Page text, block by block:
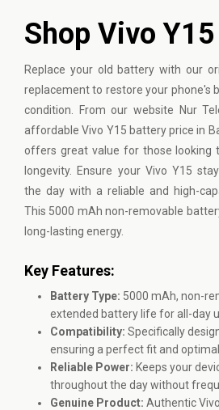
Shop Vivo
Replace your old battery with our
replacement to restore your phone's
condition. From our website Nur
affordable Vivo Y15 battery price in
offers great value for those looking
longevity. Ensure your Vivo Y15
the day with a reliable and high-
This 5000 mAh non-removable
long-lasting energy.
Key Features:
Battery Type: 5000 mAh, non-
extended battery life for all-day
Compatibility: Specifically
ensuring a perfect fit and
Reliable Power: Keeps your
throughout the day without
Genuine Product: Authentic